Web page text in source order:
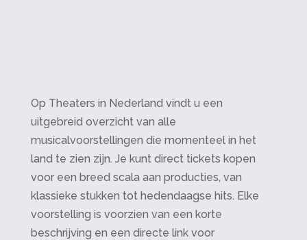
Op Theaters in Nederland vindt u een
uitgebreid overzicht van alle
musicalvoorstellingen die momenteel in het
land te zien zijn. Je kunt direct tickets kopen
voor een breed scala aan producties, van
klassieke stukken tot hedendaagse hits. Elke
voorstelling is voorzien van een korte
beschrijving en een directe link voor